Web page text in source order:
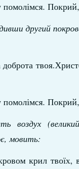
помолімся.
другий
помолімся.
воздух
мовить:
крил твоїх,